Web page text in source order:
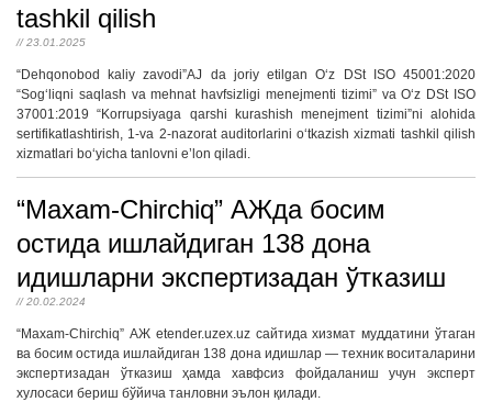
tashkil qilish
// 23.01.2025
“Dehqonobod kaliy zavodi”AJ da joriy etilgan O‘z DSt ISO 45001:2020
“Sog‘liqni saqlash va mehnat havfsizligi menejmenti tizimi” va O‘z DSt ISO
37001:2019 “Korrupsiyaga qarshi kurashish menejment tizimi”ni alohida
sertifikatlashtirish, 1-va 2-nazorat auditorlarini o‘tkazish xizmati tashkil qilish
xizmatlari bo‘yicha tanlovni e’lon qiladi.
“Maxam-Chirchiq” АЖда босим
остида ишлайдиган 138 дона
идишларни экспертизадан ўтказиш
// 20.02.2024
“Maxam-Chirchiq” АЖ etender.uzex.uz сайтида хизмат муддатини ўтаган
ва босим остида ишлайдиган 138 дона идишлар — техник воситаларини
экспертизадан ўтказиш ҳамда хавфсиз фойдаланиш учун эксперт
хулосаси бериш бўйича танловни эълон қилади.